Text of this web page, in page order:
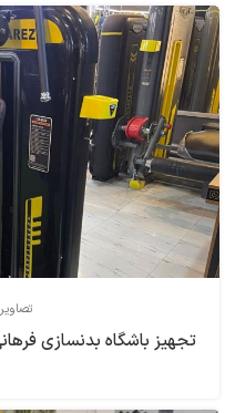
تجهیز باشگاه بدنسازی